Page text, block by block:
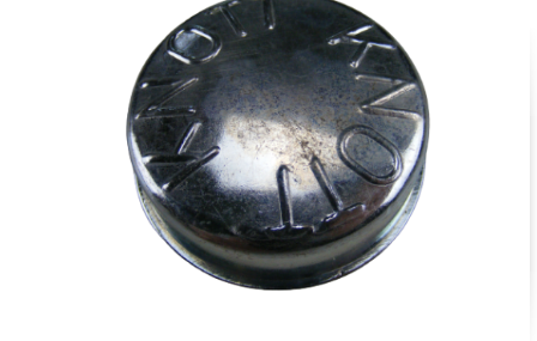
Voir le produit